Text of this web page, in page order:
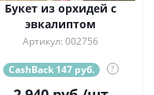
Букет из орхидей с
эвкалиптом
Артикул: 002756
CashBack 147 руб. ?